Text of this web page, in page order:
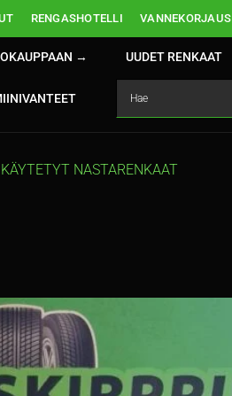
RENGASHOTELLI VANNEKORJAUS
→ UUDET RENKAAT
KÄYTETYT NASTARENKAAT